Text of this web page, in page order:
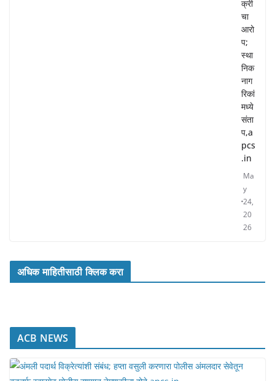
क्री
चा
आरो
प;
स्था
निक
नाग
रिकां
मध्ये
संता
प,a
pcs
.in
Ma
y
24,
20
26
अधिक माहितीसाठी क्लिक करा
ACB NEWS